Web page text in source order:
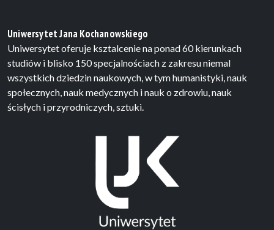
Uniwersytet Jana Kochanowskiego
Uniwersytet oferuje ksztalcenie na ponad 60 kierunkach
studiów i blisko 150 specjalnościach z zakresu niemal
wszystkich dziedzin naukowych, w tym humanistyki, nauk
społecznych, nauk medycznych i nauk o zdrowiu, nauk
ścisłych i przyrodniczych, sztuki.